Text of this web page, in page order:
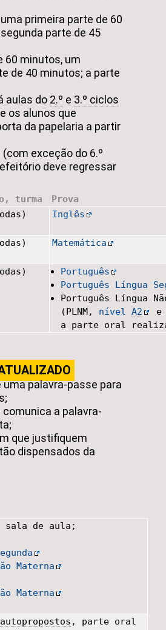
primeira parte de 60
parte de 45
60 minutos, um
de 40 minutos; a parte
aulas do 2.º e 3.º ciclos
os alunos que
da papelaria a partir
(com exceção do 6.º
deve regressar
turma
Prova
Inglês
Matemática
Português
Português Língua
Português Língua
(PLNM, nívelA2 e
a parte oral
palavra-passe para
a palavra-
que justifiquem
dispensados da
sala de aula;
Materna
Materna
autopropostos , parte oral